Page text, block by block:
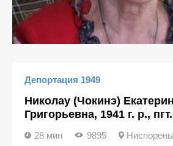
Депортация 1949
Николау (Чокинэ)
Григорьевна, 1941 г. р.,
28 мин 9895 Ниспорены